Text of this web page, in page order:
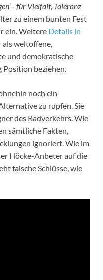
– für Vielfalt, Toleranz
zu einem bunten Fest
ein. Weitere Details in
als weltoffene,
und demokratische
Position beziehen.
noch ein
zu rupfen. Sie
des Radverkehrs. Wie
sämtliche Fakten,
ignoriert. Wie im
Höcke-Anbeter auf die
falsche Schlüsse, wie